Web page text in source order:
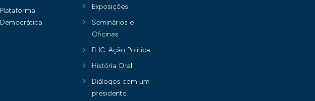
Plataforma
Democrática
Exposições
Seminários e
Oficinas
FHC: Ação Política
História Oral
Diálogos com um
presidente